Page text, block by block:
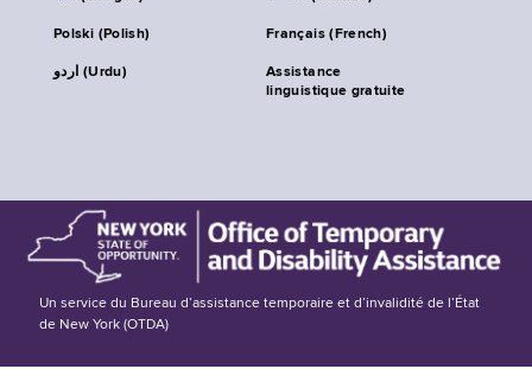
Polski (Polish) Français (French)
اردو (Urdu)
Assistance
linguistique gratuite
Un service du Bureau d’assistance temporaire et d’invalidité de l’État
de New York (OTDA)